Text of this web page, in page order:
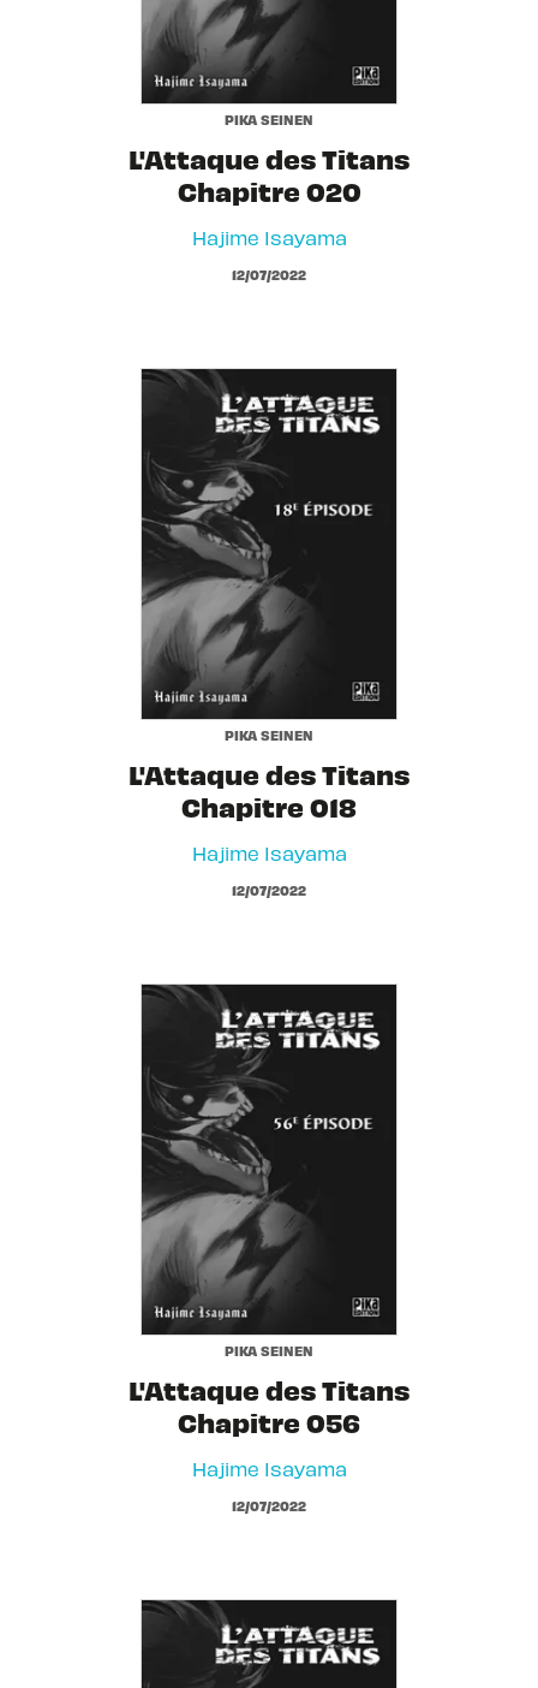
PIKA SEINEN
L'Attaque des Titans
Chapitre 020
Hajime Isayama
12/07/2022
PIKA SEINEN
L'Attaque des Titans
Chapitre 018
Hajime Isayama
12/07/2022
PIKA SEINEN
L'Attaque des Titans
Chapitre 056
Hajime Isayama
12/07/2022